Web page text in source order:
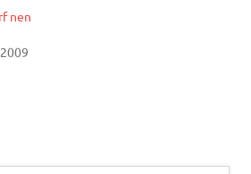
nen